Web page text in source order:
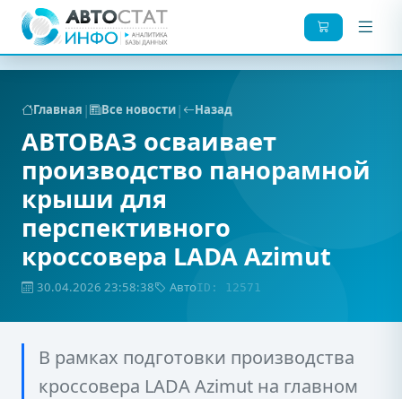
Главная | Все новости| Назад
АВТОВАЗ осваивает
производство панорамной
крыши для
перспективного
кроссовера LADA Azimut
30.04.2026 23:58:38 АвтоID: 12571
В рамках подготовки производства
кроссовера LADA Azimut на главном